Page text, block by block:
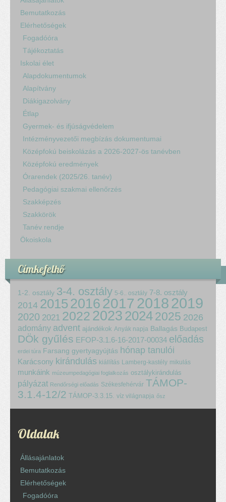
Bemutatkozás
Elérhetőségek
Fogadóóra
Tájékoztatás
Iskolai élet
Alapdokumentumok
Alapítvány
Diákigazolvány
Étlap
Gyermek- és ifjúságvédelem
Intézményvezetői megbízás dokumentumai
Középfokú beiskolázás a 2026-2027-ös tanévben
Középfokú eredmények
Órarendek (2025/26. tanév)
Pedagógiai szakmai ellenőrzés
Szakképzés
Szakkörök
Tanév rendje
Ökoiskola
Címkefelhő
1-2. osztály 3-4. osztály 5-6.. osztály 7-8. osztály
2014 2015 2016 2017 20182019
2020 2021 2022 2023 20242025 2026
adomány advent ajándékok Anyák napja Ballagás Budapest
DÖk gyűlés EFOP-3.1.6-16-2017-00034 előadás
erdei túra Farsang gyertyagyújtás hónap tanulói
Karácsony kirándulás kiállítás Lamberg-kastély mikulás
munkáink múzeumpedagógiai foglalkozás osztálykirándulás
pályázat Rendőrségi előadás Székesfehérvár TÁMOP-
3.1.4-12/2 TÁMOP-3.3.15. víz világnapja ősz
Oldalak
Állásajánlatok
Bemutatkozás
Elérhetőségek
Fogadóóra